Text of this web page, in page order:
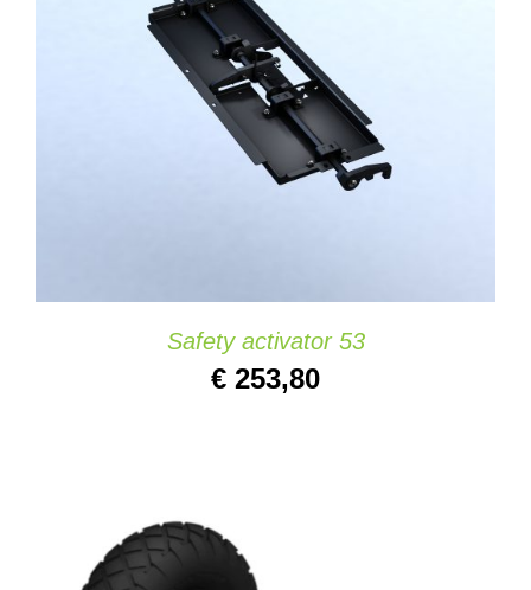
IN DEN WARENKORB
Safety activator 53
€ 253,80